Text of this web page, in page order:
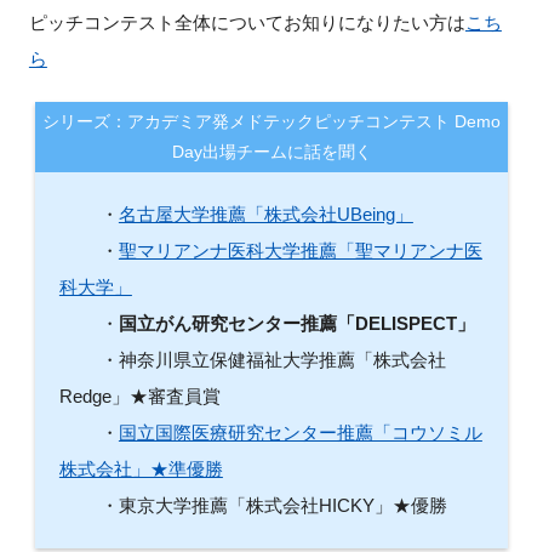
特別会員
施設・アクセス
イベントお知らせメール登録
ピッチコンテスト全体についてお知りになりたい方はこち
ら
シリーズ：アカデミア発メドテックピッチコンテスト Demo
Day出場チームに話を聞く
・ 名古屋大学推薦「株式会社UBeing」
・ 聖マリアンナ医科大学推薦「聖マリアンナ医
科大学」
・ 国立がん研究センター推薦「DELISPECT」
・神奈川県立保健福祉大学推薦「株式会社
Redge」★審査員賞
・ 国立国際医療研究センター推薦「コウソミル
株式会社」★準優勝
・東京大学推薦「株式会社HICKY」★優勝